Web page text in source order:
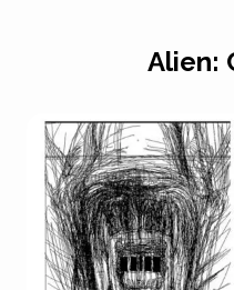
Alien: